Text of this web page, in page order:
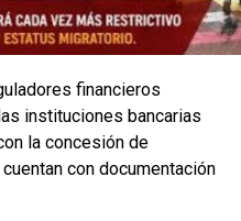
financieros
instituciones bancarias
la concesión de
con documentación